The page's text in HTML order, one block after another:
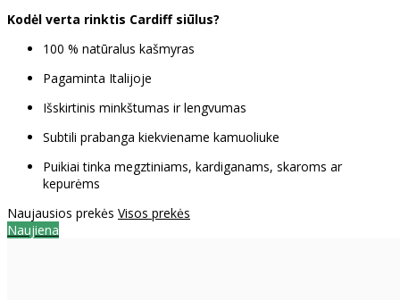
Kodėl verta rinktis Cardiff siūlus?
100 % natūralus kašmyras
Pagaminta Italijoje
Išskirtinis minkštumas ir lengvumas
Subtili prabanga kiekviename kamuoliuke
Puikiai tinka megztiniams, kardiganams, skaroms ar
kepurėms
Naujausios prekės Visos prekės
Naujiena